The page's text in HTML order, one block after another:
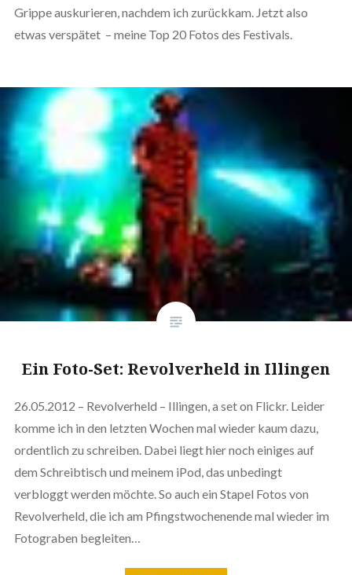
Grippe auskurieren, nachdem ich zurückkam. Jetzt also
etwas verspätet – meine Top 20 Fotos des Festivals.
Ein Foto-Set: Revolverheld in Illingen
26.05.2012 – Revolverheld – Illingen, a set on Flickr. Leider
komme ich in den letzten Wochen mal wieder kaum dazu,
ordentlich zu schreiben. Dabei liegt hier noch einiges auf
dem Schreibtisch und meinem iPod, das unbedingt
verbloggt werden möchte. So auch ein Stapel Fotos von
Revolverheld, die ich am Pfingstwochenende mal wieder im
Fotograben begleiten…